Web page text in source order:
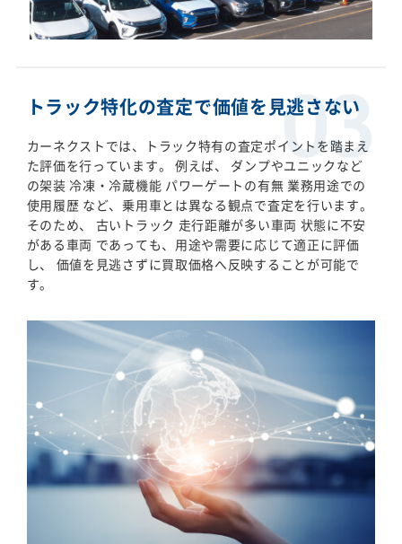
トラック特化の査定で価値を見逃さない
カーネクストでは、トラック特有の査定ポイントを踏まえ
た評価を行っています。 例えば、 ダンプやユニックなど
の架装 冷凍・冷蔵機能 パワーゲートの有無 業務用途での
使用履歴 など、乗用車とは異なる観点で査定を行います。
そのため、 古いトラック 走行距離が多い車両 状態に不安
がある車両 であっても、用途や需要に応じて適正に評価
し、 価値を見逃さずに買取価格へ反映することが可能で
す。